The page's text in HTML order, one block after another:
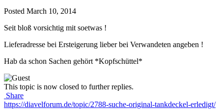
Posted March 10, 2014
Seit bloß vorsichtig mit soetwas !
Lieferadresse bei Ersteigerung lieber bei Verwandeten angeben !
Hab da schon Sachen gehört *Kopfschüttel*
This topic is now closed to further replies.
Share
https://diavelforum.de/topic/2788-suche-original-tankdeckel-erledigt/